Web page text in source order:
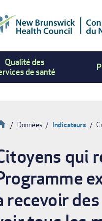
Qualité des
de santé
Accueil
Données Indicateurs
qui
recevoir